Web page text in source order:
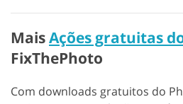
MaisAções gratuitas
FixThePhoto
Com downloads gratuitos do